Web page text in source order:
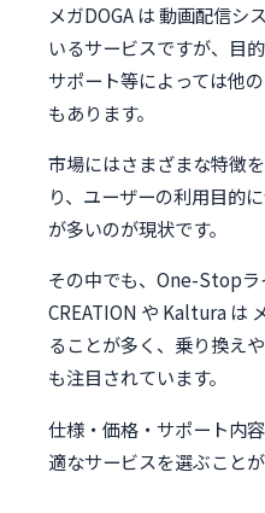
メガDOGA は 動画配信シ
いるサービスですが、目
サポート等によっては他
もあります。
市場にはさまざまな特徴
り、ユーザーの利用目的
が多いのが現状です。
その中でも、One-Stopラ
CREATION や Kaltura は
ることが多く、乗り換え
も注目されています。
仕様・価格・サポート内
適なサービスを選ぶことが